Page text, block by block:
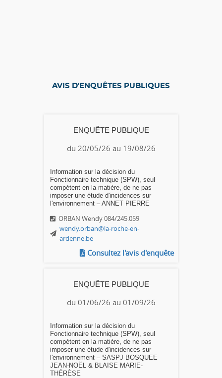
AVIS D'ENQUÊTES PUBLIQUES
ENQUÊTE PUBLIQUE
du 20/05/26 au 19/08/26
Information sur la décision du
Fonctionnaire technique (SPW), seul
compétent en la matière, de ne pas
imposer une étude d'incidences sur
l'environnement – ANNET PIERRE
ORBAN Wendy 084/245.059
wendy.orban@la-roche-en-
ardenne.be
Consultez l'avis d'enquête
ENQUÊTE PUBLIQUE
du 01/06/26 au 01/09/26
Information sur la décision du
Fonctionnaire technique (SPW), seul
compétent en la matière, de ne pas
imposer une étude d'incidences sur
l'environnement – SASPJ BOSQUEE
JEAN-NOËL & BLAISE MARIE-
THÉRÈSE